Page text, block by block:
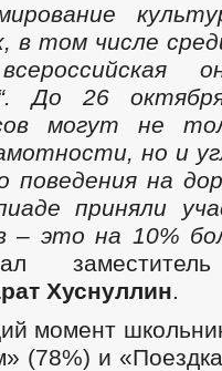
в том числе
До 26
могут не
но и
поведения на
приняли
– это на 10%
Хуснуллин.
момент
(78%) и